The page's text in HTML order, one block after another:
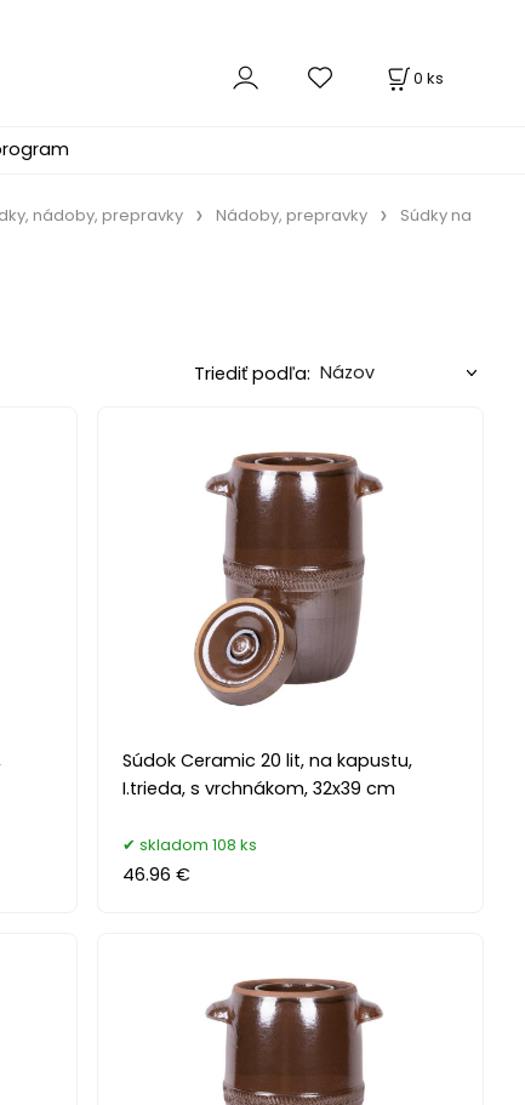
0 ks
nádoby, prepravky Nádoby, prepravky
Súdky na
Triediť podľa:
Súdok Ceramic 20 lit, na kapustu,
I.trieda, s vrchnákom, 32x39 cm
skladom 108 ks
46.96 €